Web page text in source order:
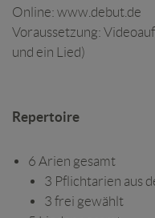
Online: www.debut.de
Voraussetzung:
und ein Lied)
Repertoire
6 Arien gesamt
3 Pflichtarien aus
3 frei gewählt